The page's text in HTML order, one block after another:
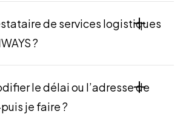
de services logistiques
?
le délai ou l’adresse de
je faire ?